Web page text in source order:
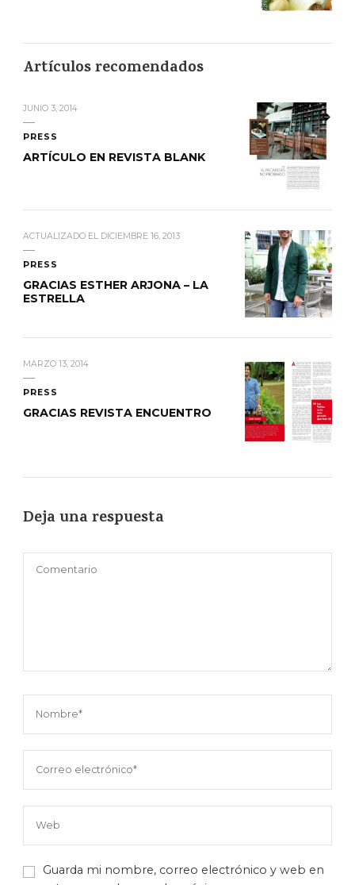
Artículos recomendados
JUNIO 3, 2014
PRESS
ARTÍCULO EN REVISTA BLANK
ACTUALIZADO EL DICIEMBRE 16, 2013
PRESS
GRACIAS ESTHER ARJONA – LA
ESTRELLA
MARZO 13, 2014
PRESS
GRACIAS REVISTA ENCUENTRO
Deja una respuesta
Guarda mi nombre, correo electrónico y web en